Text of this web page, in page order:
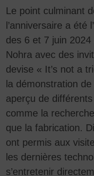
Le point culminant
l’anniversaire a été
des 6 et 7 juin 2024
Nohra avec des
devise « It’s not a
la démonstration
aperçu de
comme la
que la fabrication.
ont permis aux
les dernières
s’entretenir